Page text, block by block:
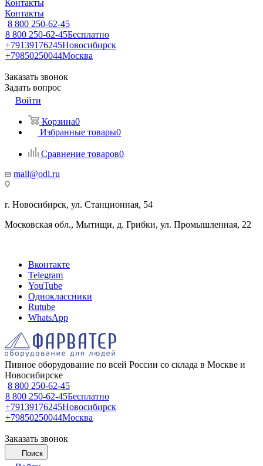
Контакты
Контакты
8 800 250-62-45
8 800 250-62-45Бесплатно
+79139176245Новосибирск
+79850250044Москва
Заказать звонок
Задать вопрос
Войти
Корзина0
Избранные товары0
Сравнение товаров0
mail@odl.ru
г. Новосибирск, ул. Станционная, 54
Московская обл., Мытищи, д. Грибки, ул. Промышленная, 22
Вконтакте
Telegram
YouTube
Одноклассники
Rutube
WhatsApp
Пивное оборудование по всей России со склада в Москве и
Новосибирске
8 800 250-62-45
8 800 250-62-45Бесплатно
+79139176245Новосибирск
+79850250044Москва
Заказать звонок
Поиск